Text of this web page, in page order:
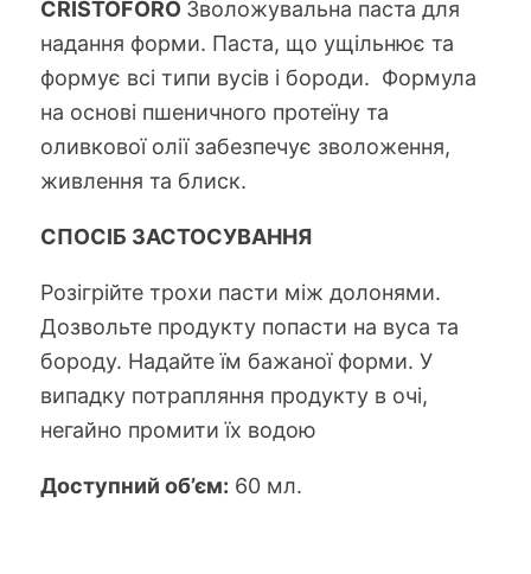
CRISTOFORO Зволожувальна паста для
надання форми. Паста, що ущільнює та
формує всі типи вусів і бороди. Формула
на основі пшеничного протеїну та
оливкової олії забезпечує зволоження,
живлення та блиск.
СПОСІБ ЗАСТОСУВАННЯ
Розігрійте трохи пасти між долонями.
Дозвольте продукту попасти на вуса та
бороду. Надайтеїм бажаної форми. У
випадку потрапляння продукту в очі,
негайно промити їх водою
Доступний об’єм: 60 мл.